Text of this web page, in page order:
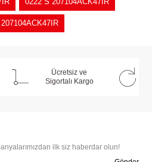
Ücretsiz ve
Sigortalı Kargo
ilk siz haberdar olun!